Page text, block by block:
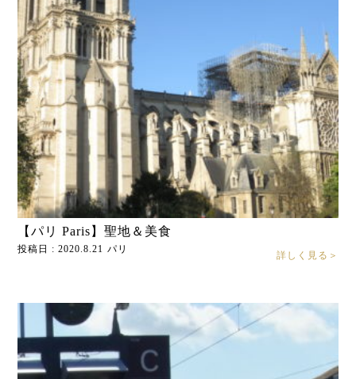
【パリ Paris】聖地＆美食
投稿日 : 2020.8.21 パリ
詳しく見る＞